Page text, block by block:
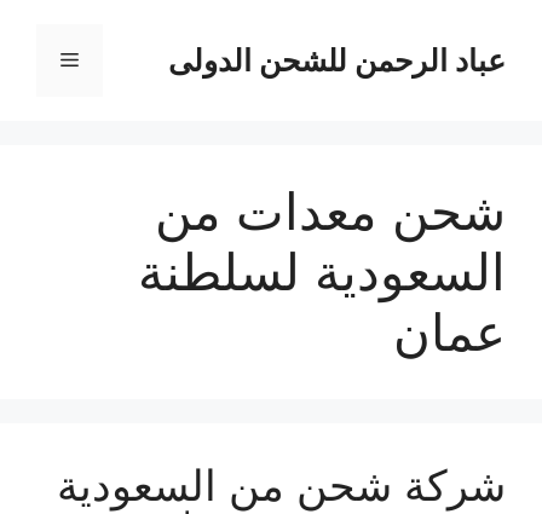
المحتوىعباد الرحمن للشحن الدولى القائمة
شحن معدات من
السعودية لسلطنة
عمان
شركة شحن من السعودية